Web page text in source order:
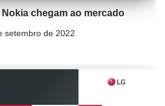
chegam ao mercado
setembro de 2022